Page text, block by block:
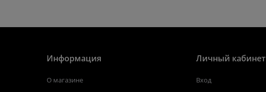
Информация
О магазине
Личный кабинет
Вход